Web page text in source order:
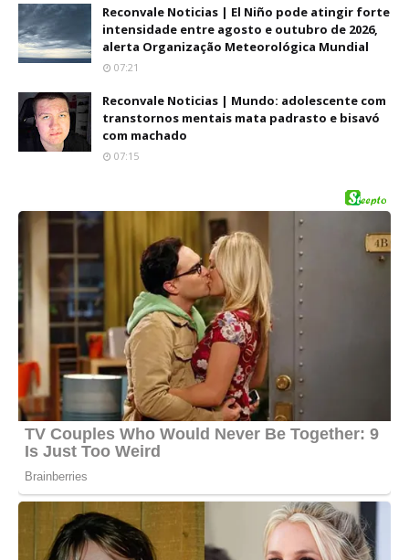
Reconvale Noticias | El Niño pode atingir forte
intensidade entre agosto e outubro de 2026,
alerta Organização Meteorológica Mundial
07:21
Reconvale Noticias | Mundo: adolescente com
transtornos mentais mata padrasto e bisavó
com machado
07:15